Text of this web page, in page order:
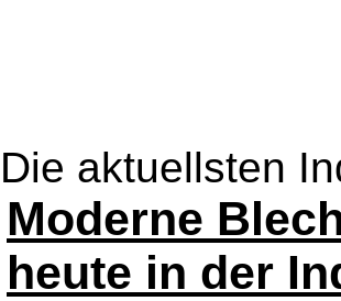
Die aktuellsten
Moderne
heute in der